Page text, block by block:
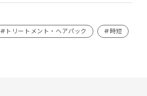
#トリートメント・ヘアパック #時短